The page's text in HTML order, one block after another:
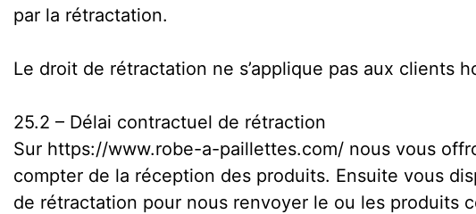
par la rétractation.
Le droit de rétractation ne s’applique pas aux clients
25.2 – Délai contractuel de rétraction
Sur https://www.robe-a-paillettes.com/ nous vous
compter de la réception des produits. Ensuite vous
de rétractation pour nous renvoyer le ou les produits